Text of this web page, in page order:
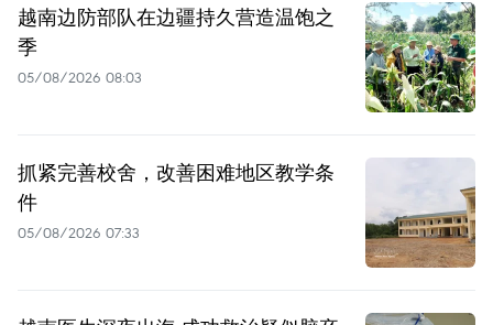
越南边防部队在边疆持久营造温饱之
季
05/08/2026 08:03
抓紧完善校舍，改善困难地区教学条
件
05/08/2026 07:33